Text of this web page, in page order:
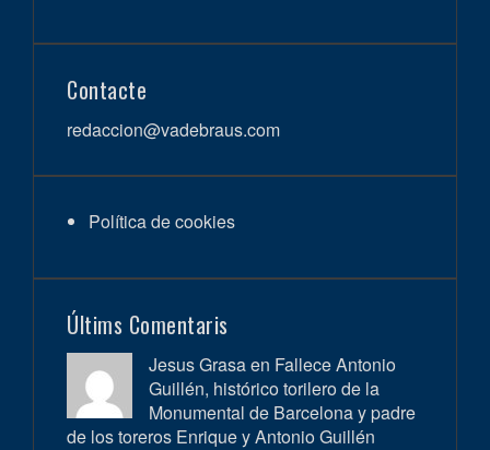
Contacte
redaccion@vadebraus.com
Política de cookies
Últims Comentaris
Jesus Grasa en Fallece Antonio
Guillén, histórico torilero de la
Monumental de Barcelona y padre
de los toreros Enrique y Antonio Guillén